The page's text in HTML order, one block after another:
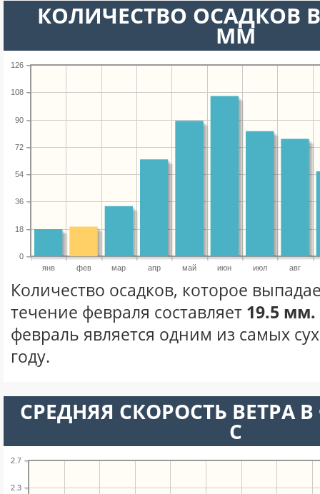
КОЛИЧЕСТВО ОСАДКОВ
ММ
янв фев мар апр май июн июл авг
0
18
36
54
72
90
108
126
Количество осадков, которое
течение февраля составляет 19.5 мм.
февраль является одним из самых
году.
СРЕДНЯЯ СКОРОСТЬ ВЕТРА
С
2.3
2.7